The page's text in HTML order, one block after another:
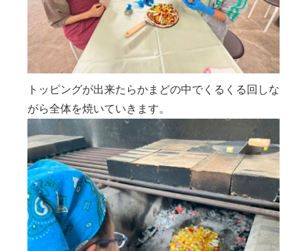
トッピングが出来たらかまどの中でくるくる回しな
がら全体を焼いていきます。